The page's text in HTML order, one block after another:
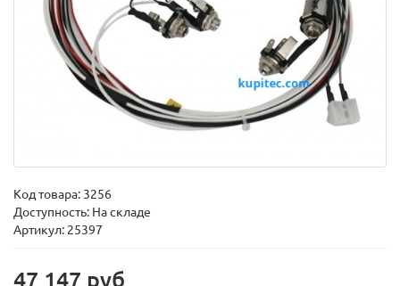
Код товара: 3256
Доступность: На складе
Артикул: 25397
47 147 руб